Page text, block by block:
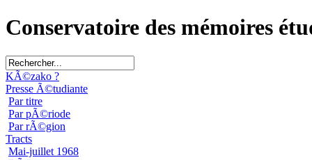
Conservatoire des mémoires
KÃ©zako ?
Presse Ã©tudiante
Par titre
Par pÃ©riode
Par rÃ©gion
Tracts
Mai-juillet 1968